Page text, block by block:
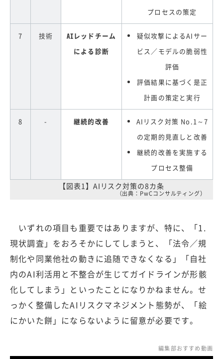
プロセスの策定
7 技術
AIレッドチーム
による診断
疑似攻撃によるAIサー
ビス／モデルの脆弱性
評価
評価結果に基づく是正
計画の策定と実行
8 - 継続的改善
AIリスク対策 No.1～7
の定期的見直しと改善
継続的改善を実施する
プロセス整備
【図表1】AIリスク対策の8カ条
（出典：PwCコンサルティング）
いずれの項目も重要ではありますが、特に、「1.
現状調査」をおろそかにしてしまうと、「法令／規
制化や同業他社の動きに追随できなくなる」「自社
内のAI利活用と不整合が生じてガイドラインが形骸
化してしまう」といったことになりかねません。せ
っかく整備したAIリスクマネジメント態勢が、「絵
にかいた餅」にならないように留意が必要です。
編集部おすすめ動画